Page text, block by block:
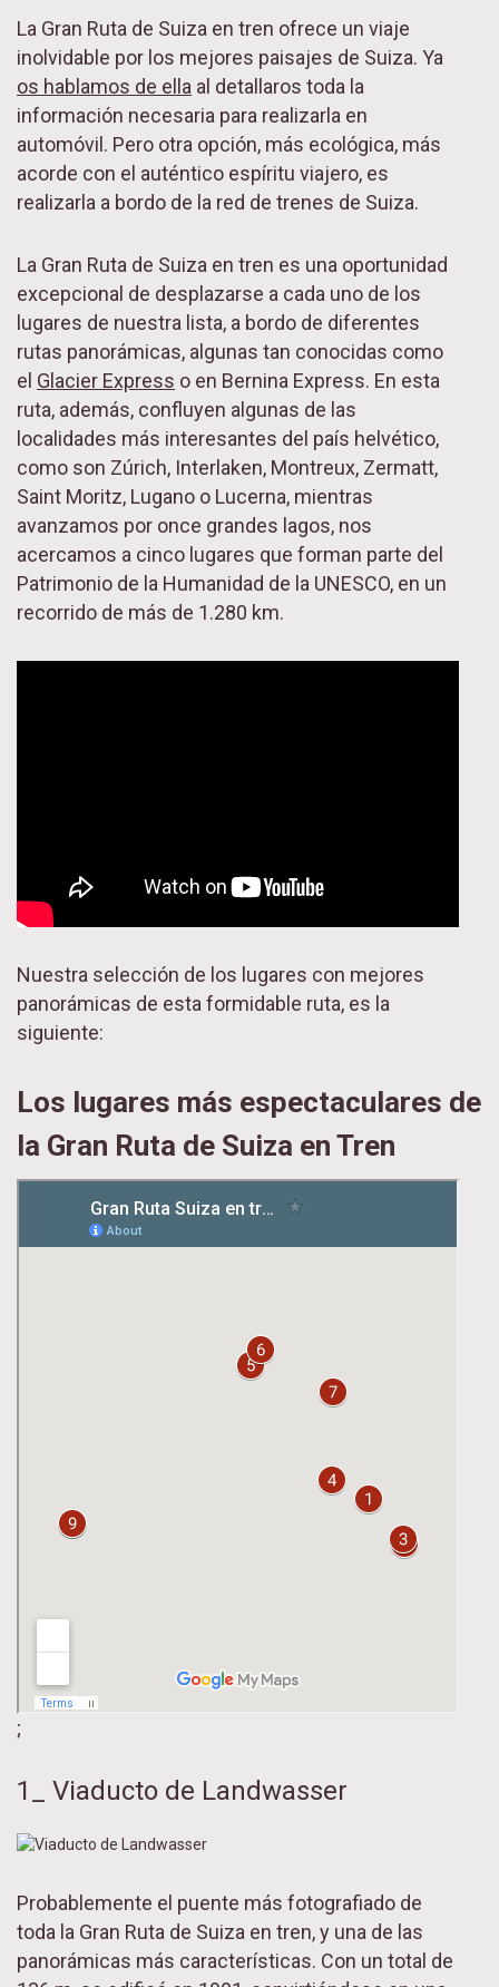
La Gran Ruta de Suiza en tren ofrece un viaje
inolvidable por los mejores paisajes de Suiza. Ya
os hablamos de ella al detallaros toda la
información necesaria para realizarla en
automóvil. Pero otra opción, más ecológica, más
acorde con el auténtico espíritu viajero, es
realizarla a bordo de la red de trenes de Suiza.
La Gran Ruta de Suiza en tren es una oportunidad
excepcional de desplazarse a cada uno de los
lugares de nuestra lista, a bordo de diferentes
rutas panorámicas, algunas tan conocidas como
el Glacier Express o en Bernina Express. En esta
ruta, además, confluyen algunas de las
localidades más interesantes del país helvético,
como son Zúrich, Interlaken, Montreux, Zermatt,
Saint Moritz, Lugano o Lucerna, mientras
avanzamos por once grandes lagos, nos
acercamos a cinco lugares que forman parte del
Patrimonio de la Humanidad de la UNESCO, en un
recorrido de más de 1.280 km.
Nuestra selección de los lugares con mejores
panorámicas de esta formidable ruta, es la
siguiente:
Los lugares más espectaculares de
la Gran Ruta de Suiza en Tren
;
1_ Viaducto de Landwasser
Probablemente el puente más fotografiado de
toda la Gran Ruta de Suiza en tren, y una de las
panorámicas más características. Con un total de